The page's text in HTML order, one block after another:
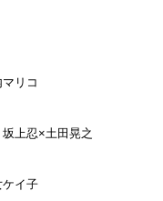
リコ
上忍×土田晃之
イ子